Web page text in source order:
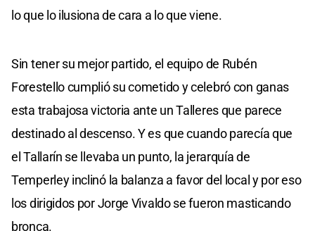
lo que lo ilusiona de cara a lo que viene.
Sin tener su mejor partido, el equipo de Rubén
Forestello cumplió su cometido y celebró con ganas
esta trabajosa victoria ante un Talleres que parece
destinado al descenso. Y es que cuando parecía que
el Tallarín se llevaba un punto, la jerarquía de
Temperley inclinó la balanza a favor del local y por eso
los dirigidos por Jorge Vivaldo se fueron masticando
bronca.